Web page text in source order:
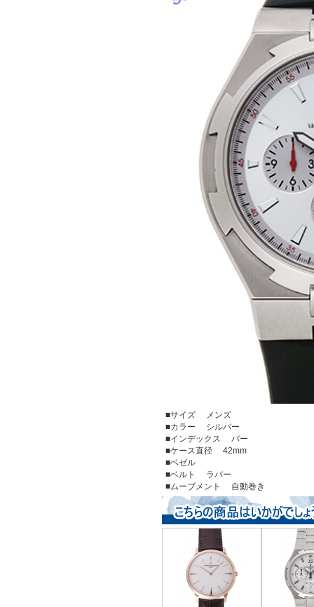
■サイズ メンズ
■カラー シルバー
■インデックス バー
■ケース直径 42mm
■ベゼル
■ベルト ラバー
■ムーブメント 自動巻き